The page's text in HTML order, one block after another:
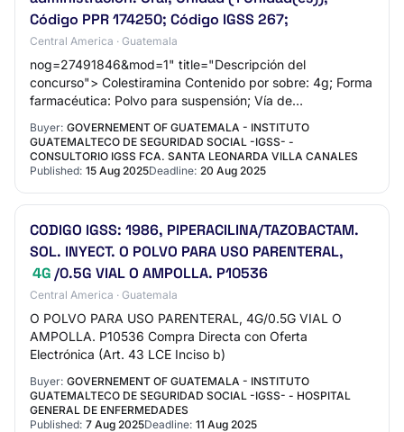
Código PPR 174250; Código IGSS 267;
Central America · Guatemala
nog=27491846&mod=1" title="Descripción del
concurso"> Colestiramina Contenido por sobre: 4g; Forma
farmacéutica: Polvo para suspensión; Vía de
Buyer: GOVERNEMENT OF GUATEMALA - INSTITUTO
GUATEMALTECO DE SEGURIDAD SOCIAL -IGSS- -
CONSULTORIO IGSS FCA. SANTA LEONARDA VILLA CANALES
Published: 15 Aug 2025Deadline: 20 Aug 2025
CODIGO IGSS: 1986, PIPERACILINA/TAZOBACTAM.
SOL. INYECT. O POLVO PARA USO PARENTERAL,
4G /0.5G VIAL O AMPOLLA. P10536
Central America · Guatemala
O POLVO PARA USO PARENTERAL, 4G/0.5G VIAL O
AMPOLLA. P10536 Compra Directa con Oferta
Electrónica (Art. 43 LCE Inciso b)
Buyer: GOVERNEMENT OF GUATEMALA - INSTITUTO
GUATEMALTECO DE SEGURIDAD SOCIAL -IGSS- - HOSPITAL
GENERAL DE ENFERMEDADES
Published: 7 Aug 2025Deadline: 11 Aug 2025